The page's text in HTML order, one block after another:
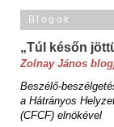
Blogok
„Túl későn
Zolnay János
Beszélő-
a Hátrányos
(CFCF) elnökével